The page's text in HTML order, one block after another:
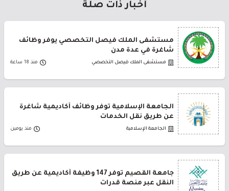
أخبار ذات صلة
مستشفى الملك فيصل التخصصي يوفر وظائف
شاغرة في عدة مدن
مستشفى الملك فيصل التخصصي منذ 18 ساعة
الجامعة الإسلامية توفر وظائف أكاديمية شاغرة
عن طريق نقل الخدمات
الجامعة الإسلامية منذ يومين
جامعة القصيم توفر 147 وظيفة أكاديمية عن طريق
النقل عبر منصة قدرات